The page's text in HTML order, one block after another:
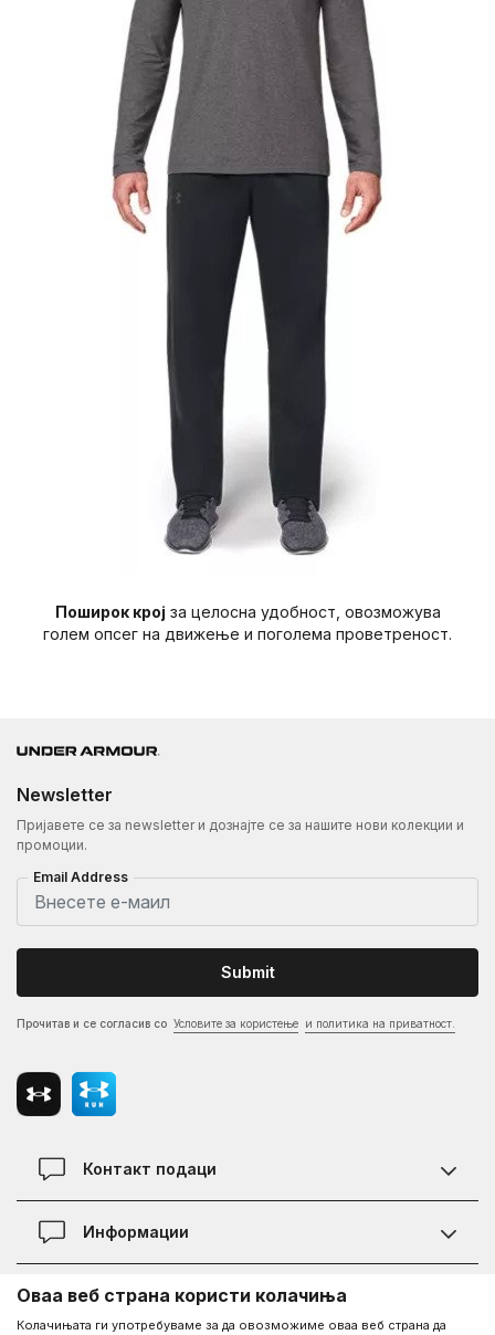
Поширок крој за целосна удобност, овозможува
голем опсег на движење и поголема проветреност.
Newsletter
Пријавете се за newsletter и дознајте се за нашите нови колекции и
промоции.
Email Address
Submit
Прочитав и се согласив со Условите за користење и политика на приватност.
Контакт подаци
Контакт
Информации
Информации за Under Armour
Оваа веб страна користи колачиња
Колачињата ги употребуваме за да овозможиме оваа веб страна да